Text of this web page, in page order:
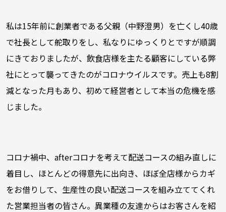
私は15年前に創業者である父親（中野澄男）を亡くし40歳
で社長として舵取りをし、私なりにゆっくりとですが順調
にきておりましたが、飲食店様を主たる顧客にしている弊
社にとって襲ってきたのがコロナウイルスです。売上も8割
減となった月もあり、初めて経営者として本当の危機を感
じました。
コロナ禍中、afterコロナを考えて配送コースの組み直しに
着目し、ほとんどの得意先に出向き、ほぼ全店様からカギ
をお借りして、生産性の良い配送コースを組み立ててくれ
た営業担当者の皆さん。異業種の友達からはお客さんを紹